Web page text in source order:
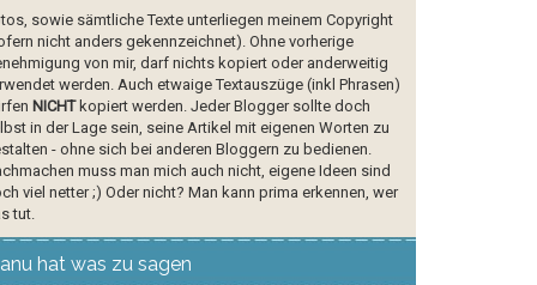
sowie sämtliche Texte unterliegen meinem Copyright
nicht anders gekennzeichnet). Ohne vorherige
von mir, darf nichts kopiert oder anderweitig
werden. Auch etwaige Textauszüge (inkl Phrasen)
NICHTkopiert werden. Jeder Blogger sollte doch
in der Lage sein, seine Artikel mit eigenen Worten zu
- ohne sich bei anderen Bloggern zu bedienen.
muss man mich auch nicht, eigene Ideen sind
viel netter ;) Oder nicht? Man kann prima erkennen, wer
tut.
hat was zu sagen